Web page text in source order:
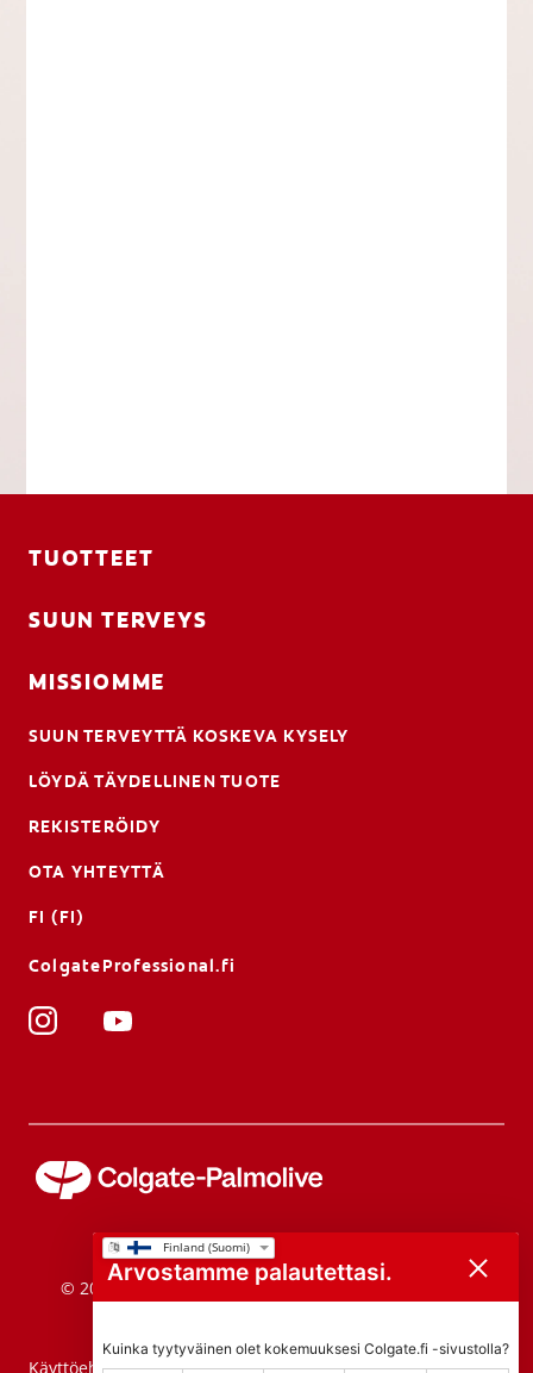
TUOTTEET
SUUN TERVEYS
MISSIOMME
SUUN TERVEYTTÄ KOSKEVA KYSELY
LÖYDÄ TÄYDELLINEN TUOTE
REKISTERÖIDY
OTA YHTEYTTÄ
FI (FI)
ColgateProfessional.fi
© 2026 Colgate-Palmolive Company. Kaikki oikeudet
pidätetään.
Käyttöehdot
Arvostamme palautettasi.
Kuinka tyytyväinen olet kokemuuksesi Colgate.fi -sivustolla?